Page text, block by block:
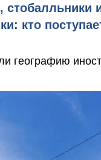
стобалльники
кто
географию